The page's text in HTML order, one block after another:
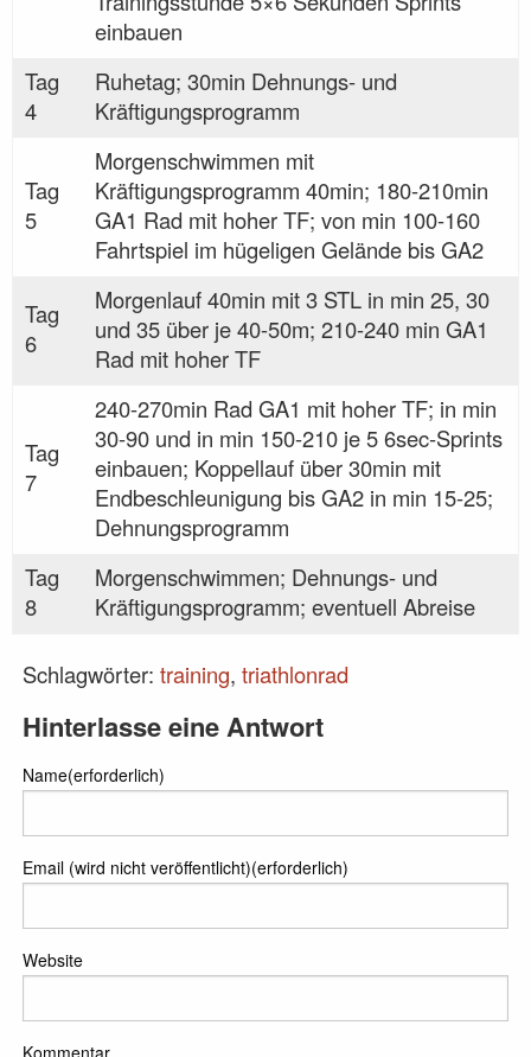
einbauen
Tag
4
Ruhetag; 30min Dehnungs- und
Kräftigungsprogramm
Tag
5
Morgenschwimmen mit
Kräftigungsprogramm 40min; 180-210min
GA1 Rad mit hoher TF; von min 100-160
Fahrtspiel im hügeligen Gelände bis GA2
Tag
6
Morgenlauf 40min mit 3 STL in min 25, 30
und 35 über je 40-50m; 210-240 min GA1
Rad mit hoher TF
Tag
7
240-270min Rad GA1 mit hoher TF; in min
30-90 und in min 150-210 je 5 6sec-Sprints
einbauen; Koppellauf über 30min mit
Endbeschleunigung bis GA2 in min 15-25;
Dehnungsprogramm
Tag
8
Morgenschwimmen; Dehnungs- und
Kräftigungsprogramm; eventuell Abreise
Schlagwörter: training, triathlonrad
Hinterlasse eine Antwort
Name(erforderlich)
Email (wird nicht veröffentlicht)(erforderlich)
Website
Kommentar